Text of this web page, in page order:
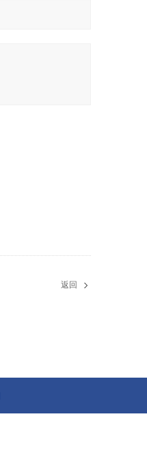
返回